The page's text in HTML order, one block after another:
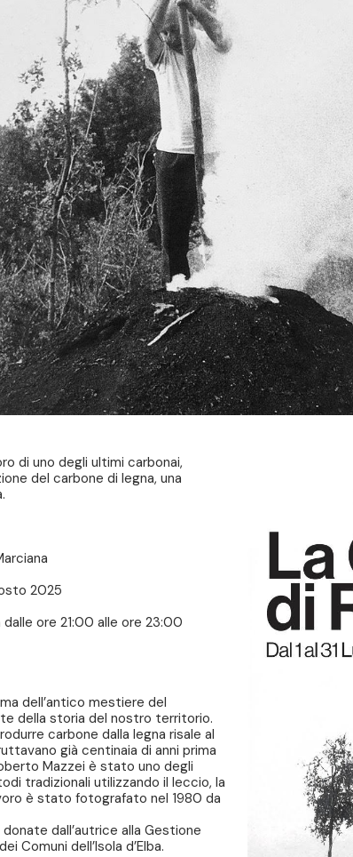
di uno degli ultimi carbonai,
del carbone di legna, una
2025
ore 21:00 alle ore 23:00
dell’antico mestiere del
della storia del nostro territorio.
carbone dalla legna risale al
già centinaia di anni prima
Mazzei è stato uno degli
tradizionali utilizzando il leccio, la
è stato fotografato nel 1980 da
dall’autrice alla Gestione
Comuni dell’Isola d’Elba.